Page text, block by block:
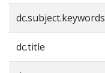
dc.subject.keywords
dc.title